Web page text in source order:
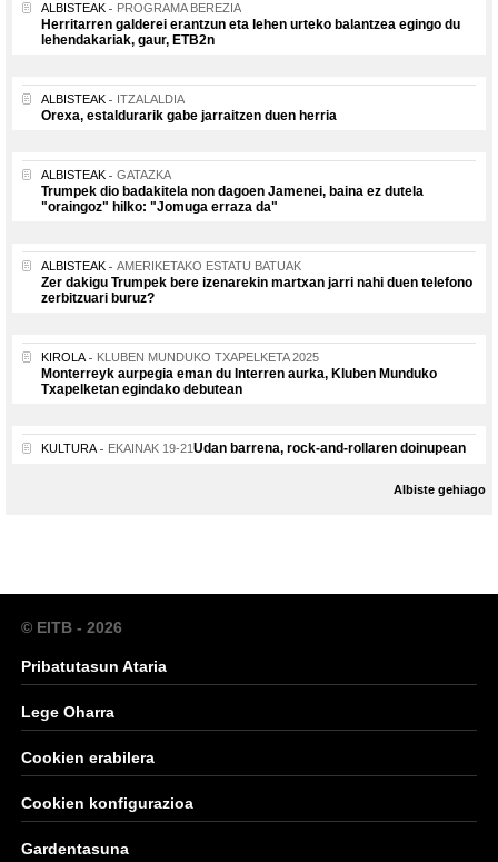
ALBISTEAK PROGRAMA BEREZIA
Herritarren galderei erantzun eta lehen urteko balantzea egingo du
lehendakariak, gaur, ETB2n
ALBISTEAK ITZALALDIA
Orexa, estaldurarik gabe jarraitzen duen herria
ALBISTEAK GATAZKA
Trumpek dio badakitela non dagoen Jamenei, baina ez dutela
"oraingoz" hilko: "Jomuga erraza da"
ALBISTEAK AMERIKETAKO ESTATU BATUAK
Zer dakigu Trumpek bere izenarekin martxan jarri nahi duen telefono
zerbitzuari buruz?
KIROLA KLUBEN MUNDUKO TXAPELKETA 2025
Monterreyk aurpegia eman du Interren aurka, Kluben Munduko
Txapelketan egindako debutean
KULTURA EKAINAK 19-21Udan barrena, rock-and-rollaren doinupean
Albiste gehiago
© EITB - 2026
Pribatutasun Ataria
Lege Oharra
Cookien erabilera
Cookien konfigurazioa
Gardentasuna